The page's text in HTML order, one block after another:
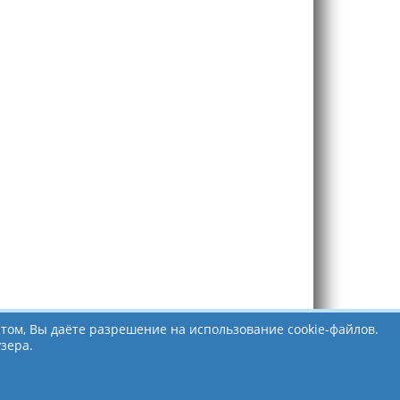
Вы даёте разрешение на использование cookie-файлов.